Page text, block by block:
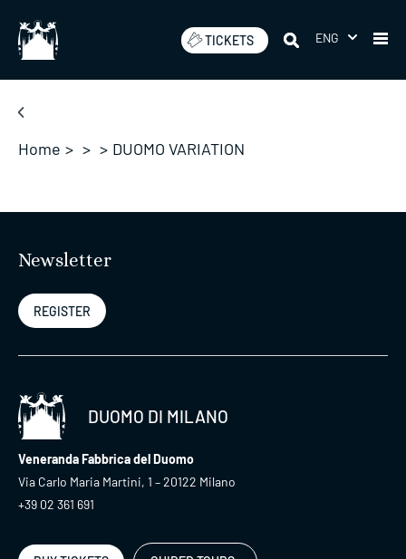
content
TICKETS ENG
Home > > > DUOMO VARIATION
Newsletter
REGISTER
DUOMO DI MILANO
Veneranda Fabbrica del Duomo
Via Carlo Maria Martini, 1 – 20122 Milano
+39 02 361 691